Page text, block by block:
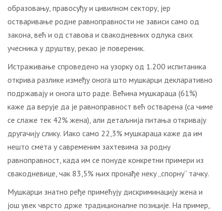
образовању, правосуђу и цивилном сектору, јер
остваривање родне равноправности не зависи само од
закона, већ и од ставова и свакодневних одлука свих
учесника у друштву, рекао је повереник.
Истраживање спроведено на узорку од 1.200 испитаника
открива разлике између онога што мушкарци декларативно
подржавају и онога што раде. Већина мушкараца (61%)
каже да верује да је равноправност већ остварена (са чиме
се слаже тек 42% жена), али детаљнија питања откривају
другачију слику. Иако само 22,3% мушкараца каже да им
нешто смета у савременим захтевима за родну
равноправност, када им се понуде конкретни примери из
свакодневице, чак 83,5% њих пронађе неку „спорну“ тачку.
Мушкарци знатно ређе примећују дискриминацију жена и
још увек чврсто држе традиционалне позиције. На пример,